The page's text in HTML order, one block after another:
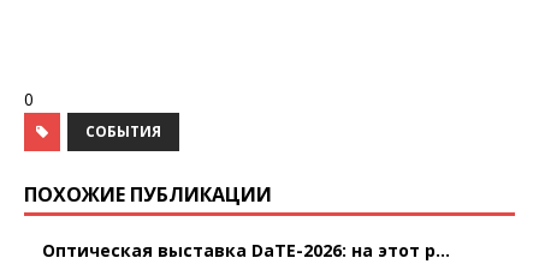
0
СОБЫТИЯ
ПОХОЖИЕ ПУБЛИКАЦИИ
Оптическая выставка DaTE-2026: на этот р...